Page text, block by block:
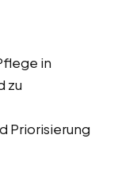
in
zu
Priorisierung